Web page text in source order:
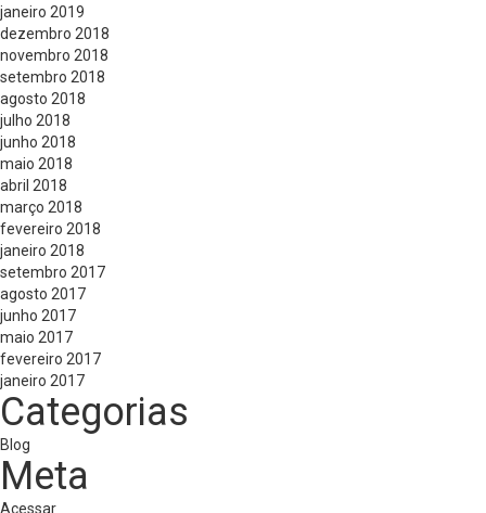
janeiro 2019
dezembro 2018
novembro 2018
setembro 2018
agosto 2018
julho 2018
junho 2018
maio 2018
abril 2018
março 2018
fevereiro 2018
janeiro 2018
setembro 2017
agosto 2017
junho 2017
maio 2017
fevereiro 2017
janeiro 2017
Categorias
Blog
Meta
Acessar